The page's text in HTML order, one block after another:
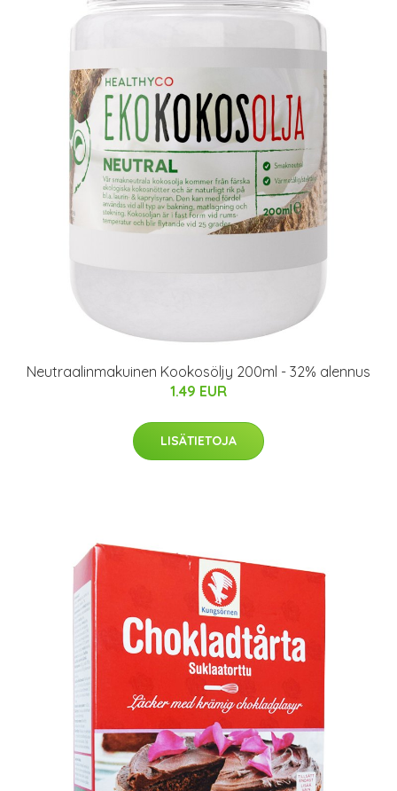
Neutraalinmakuinen Kookosöljy 200ml - 32% alennus
1.49 EUR
LISÄTIETOJA